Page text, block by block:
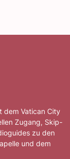
dem Vatican City
Zugang, Skip-
zu den
und dem